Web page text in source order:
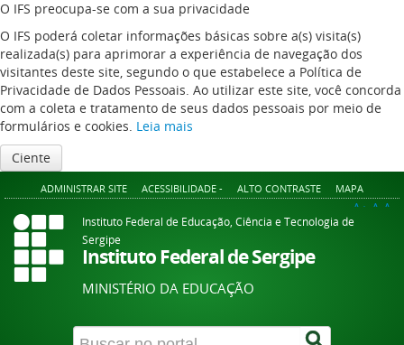
O IFS preocupa-se com a sua privacidade
O IFS poderá coletar informações básicas sobre a(s) visita(s)
realizada(s) para aprimorar a experiência de navegação dos
visitantes deste site, segundo o que estabelece a Política de
Privacidade de Dados Pessoais. Ao utilizar este site, você concorda
com a coleta e tratamento de seus dados pessoais por meio de
formulários e cookies. Leia mais
Ciente
ADMINISTRAR SITE ACESSIBILIDADE - ALTO CONTRASTE MAPA
A+ A A-
Instituto Federal de Educação, Ciência e Tecnologia de
Sergipe
Instituto Federal de Sergipe
MINISTÉRIO DA EDUCAÇÃO